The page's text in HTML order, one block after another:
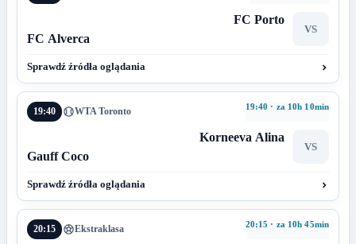
FC Porto
VS
FC Alverca
Sprawdź źródła oglądania
19:40 WTA Toronto 19:40 · za 10h 10min
Korneeva Alina
VS
Gauff Coco
Sprawdź źródła oglądania
20:15 Ekstraklasa 20:15 · za 10h 45min